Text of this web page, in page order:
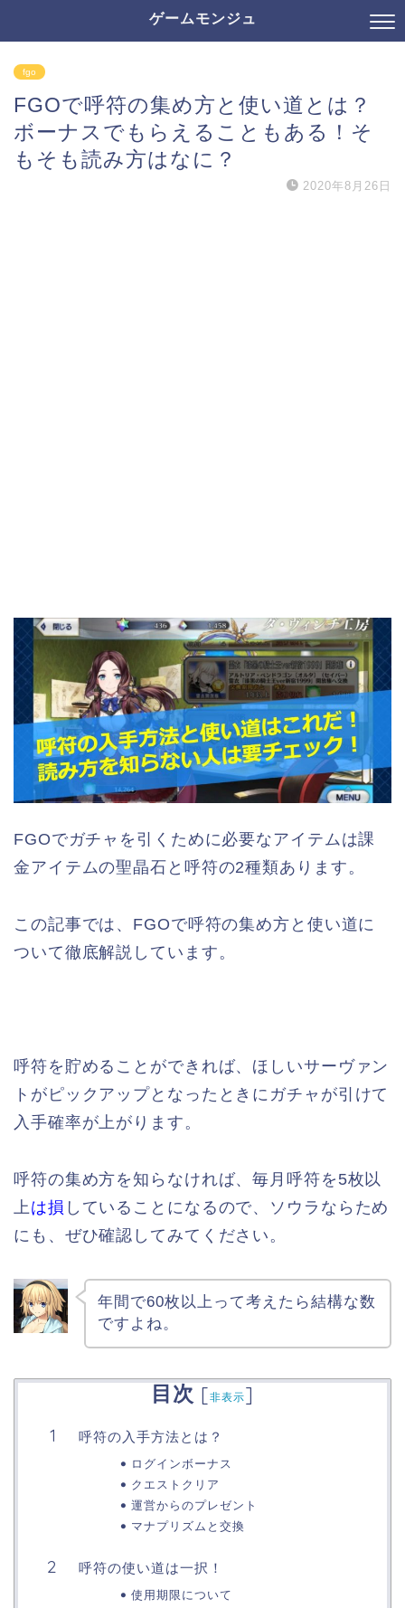
ゲームモンジュ
fgo
FGOで呼符の集め方と使い道とは？
ボーナスでもらえることもある！そ
もそも読み方はなに？
2020年8月26日
FGOでガチャを引くために必要なアイテムは課
金アイテムの聖晶石と呼符の2種類あります。
この記事では、FGOで呼符の集め方と使い道に
ついて徹底解説しています。
呼符を貯めることができれば、ほしいサーヴァン
トがピックアップとなったときにガチャが引けて
入手確率が上がります。
呼符の集め方を知らなければ、毎月呼符を5枚以
上 は損 していることになるので、ソウラならため
にも、ぜひ確認してみてください。
年間で60枚以上って考えたら結構な数
ですよね。
目次 [非表示]
呼符の入手方法とは？
ログインボーナス
クエストクリア
運営からのプレゼント
マナプリズムと交換
呼符の使い道は一択！
使用期限について